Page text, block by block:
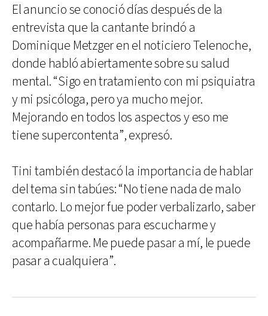
El anuncio se conoció días después de la
entrevista que la cantante brindó a
Dominique Metzger en el noticiero Telenoche,
donde habló abiertamente sobre su salud
mental. “Sigo en tratamiento con mi psiquiatra
y mi psicóloga, pero ya mucho mejor.
Mejorando en todos los aspectos y eso me
tiene supercontenta”, expresó.
Tini también destacó la importancia de hablar
del tema sin tabúes: “No tiene nada de malo
contarlo. Lo mejor fue poder verbalizarlo, saber
que había personas para escucharme y
acompañarme. Me puede pasar a mí, le puede
pasar a cualquiera”.